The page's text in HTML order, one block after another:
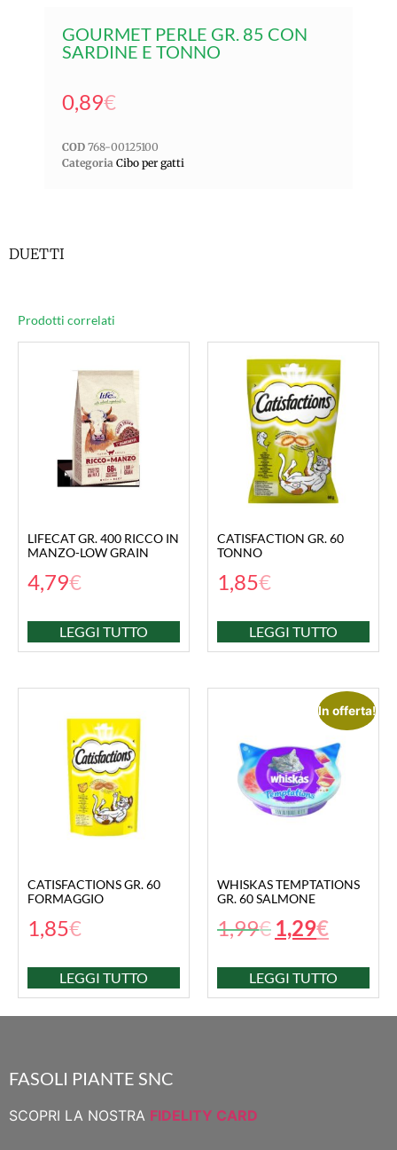
GOURMET PERLE GR. 85 CON
SARDINE E TONNO
0,89€
COD 768-00125100
Categoria Cibo per gatti
DUETTI
Prodotti correlati
LIFECAT GR. 400 RICCO IN
MANZO-LOW GRAIN
4,79€
LEGGI TUTTO
CATISFACTION GR. 60
TONNO
1,85€
LEGGI TUTTO
CATISFACTIONS GR. 60
FORMAGGIO
1,85€
LEGGI TUTTO
In offerta!
WHISKAS TEMPTATIONS
GR. 60 SALMONE
1,99€ 1,29€
LEGGI TUTTO
FASOLI PIANTE SNC
SCOPRI LA NOSTRA FIDELITY CARD